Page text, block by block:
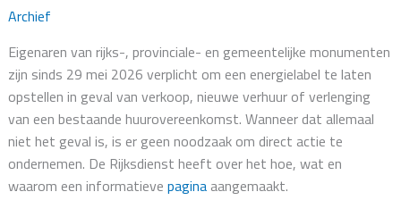
Archief
Eigenaren van rijks-, provinciale- en gemeentelijke monumenten
zijn sinds 29 mei 2026 verplicht om een energielabel te laten
opstellen in geval van verkoop, nieuwe verhuur of verlenging
van een bestaande huurovereenkomst. Wanneer dat allemaal
niet het geval is, is er geen noodzaak om direct actie te
ondernemen. De Rijksdienst heeft over het hoe, wat en
waarom een informatievepagina aangemaakt.